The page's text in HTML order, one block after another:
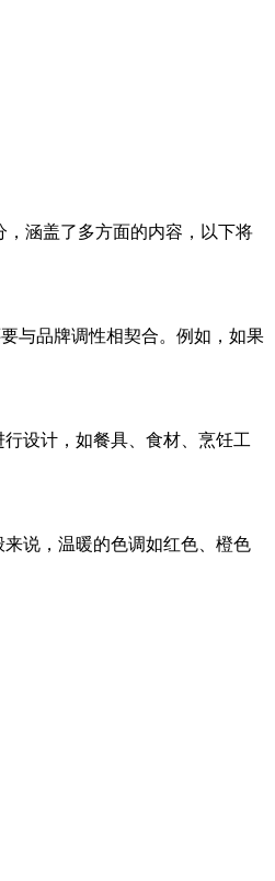
涵盖了多方面的内容，以下将
与品牌调性相契合。例如，如果
设计，如餐具、食材、烹饪工
说，温暖的色调如红色、橙色